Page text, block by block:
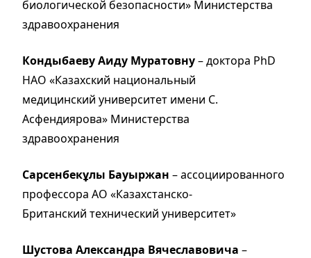
биологической безопасности» Министерства
здравоохранения
Кондыбаеву Аиду Муратовну– доктора PhD
НАО «Казахский национальный
медицинский университет имени С.
Асфендиярова» Министерства
здравоохранения
Сарсенбекұлы Бауыржан – ассоциированного
профессора АО «Казахстанско-
Британский технический университет»
Шустова Александра Вячеславовича –